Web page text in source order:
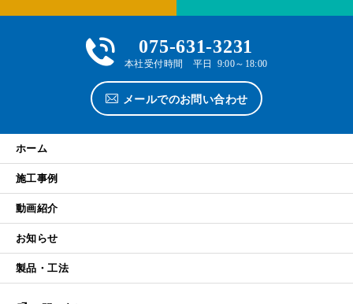
075-631-3231
本社受付時間 平日 9:00～18:00
メールでのお問い合わせ
ホーム
施工事例
動画紹介
お知らせ
製品・工法